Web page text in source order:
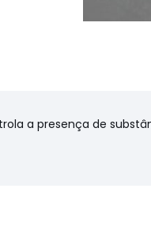
a presença de